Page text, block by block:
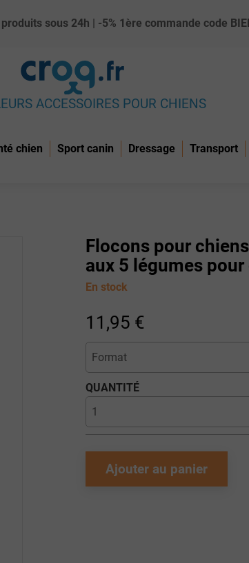
sous 24h | -5% 1ère commande code
ACCESSOIRES POUR CHIENS
chien Sport canin Dressage Transport
Flocons pour
aux 5 légumes
En stock
11,95 €
QUANTITÉ
Ajouter au panier